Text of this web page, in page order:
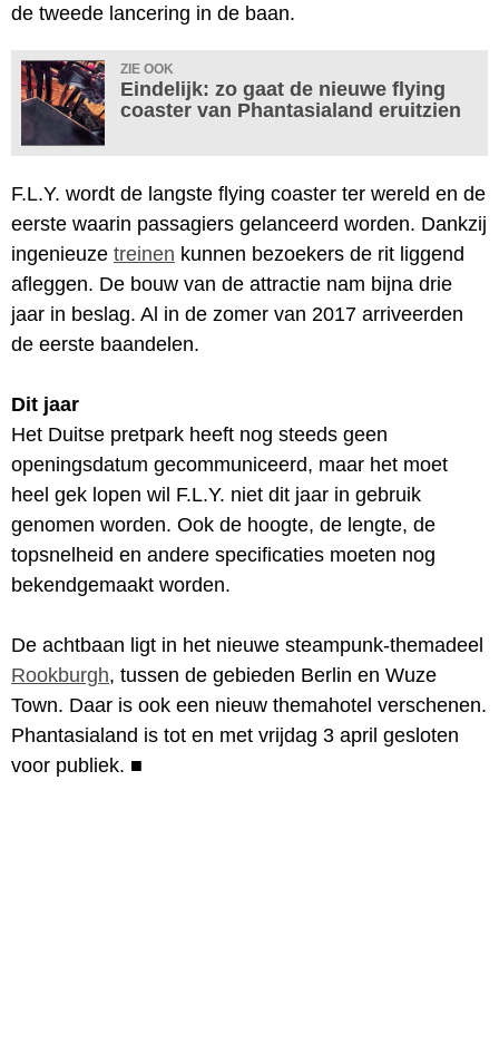
de tweede lancering in de baan.
ZIE OOK
Eindelijk: zo gaat de nieuwe flying
coaster van Phantasialand eruitzien
F.L.Y. wordt de langste flying coaster ter wereld en de
eerste waarin passagiers gelanceerd worden. Dankzij
ingenieuze treinen kunnen bezoekers de rit liggend
afleggen. De bouw van de attractie nam bijna drie
jaar in beslag. Al in de zomer van 2017 arriveerden
de eerste baandelen.
Dit jaar
Het Duitse pretpark heeft nog steeds geen
openingsdatum gecommuniceerd, maar het moet
heel gek lopen wil F.L.Y. niet dit jaar in gebruik
genomen worden. Ook de hoogte, de lengte, de
topsnelheid en andere specificaties moeten nog
bekendgemaakt worden.
De achtbaan ligt in het nieuwe steampunk-themadeel
Rookburgh, tussen de gebieden Berlin en Wuze
Town. Daar is ook een nieuw themahotel verschenen.
Phantasialand is tot en met vrijdag 3 april gesloten
voor publiek. ■